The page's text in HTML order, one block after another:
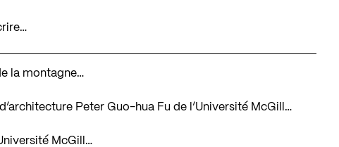
la montagne…
Peter Guo-hua Fu de l’Université McGill…
McGill…